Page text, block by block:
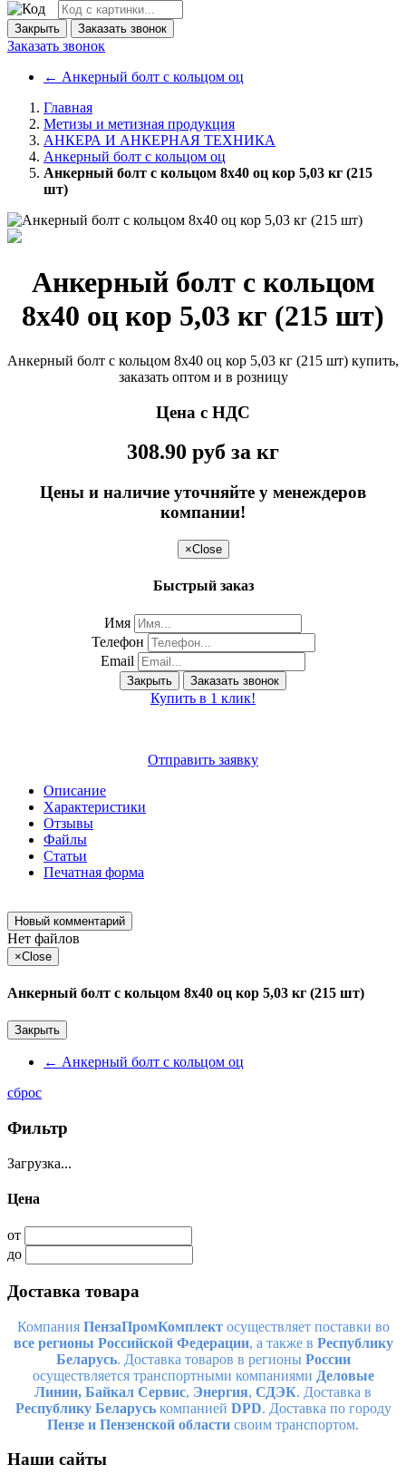
Закрыть Заказать звонок
Заказать звонок
← Анкерный болт с кольцом оц
Главная
Метизы и метизная продукция
АНКЕРА И АНКЕРНАЯ ТЕХНИКА
Анкерный болт с кольцом оц
Анкерный болт с кольцом 8х40 оц кор 5,03 кг (215
шт)
Анкерный болт с кольцом
8х40 оц кор 5,03 кг (215 шт)
Анкерный болт с кольцом 8х40 оц кор 5,03 кг (215 шт) купить,
заказать оптом и в розницу
Цена с НДС
308.90 руб за кг
Цены и наличие уточняйте у менеждеров
компании!
×Close
Быстрый заказ
Имя
Телефон
Email
Закрыть Заказать звонок
Купить в 1 клик!
Отправить заявку
Описание
Характеристики
Отзывы
Файлы
Статьи
Печатная форма
Новый комментарий
Нет файлов
×Close
Анкерный болт с кольцом 8х40 оц кор 5,03 кг (215 шт)
Закрыть
← Анкерный болт с кольцом оц
сброс
Фильтр
Загрузка...
Цена
от
до
Доставка товара
Компания ПензаПромКомплектосуществляет поставки во
все регионы Российской Федерации, а также в Республику
Беларусь. Доставка товаров в регионы России
осуществляется транспортными компаниями Деловые
Линии, Байкал Сервис, Энергия, СДЭК. Доставка в
Республику Беларуськомпанией DPD. Доставка по городу
Пензе и Пензенской области своим транспортом.
Наши сайты